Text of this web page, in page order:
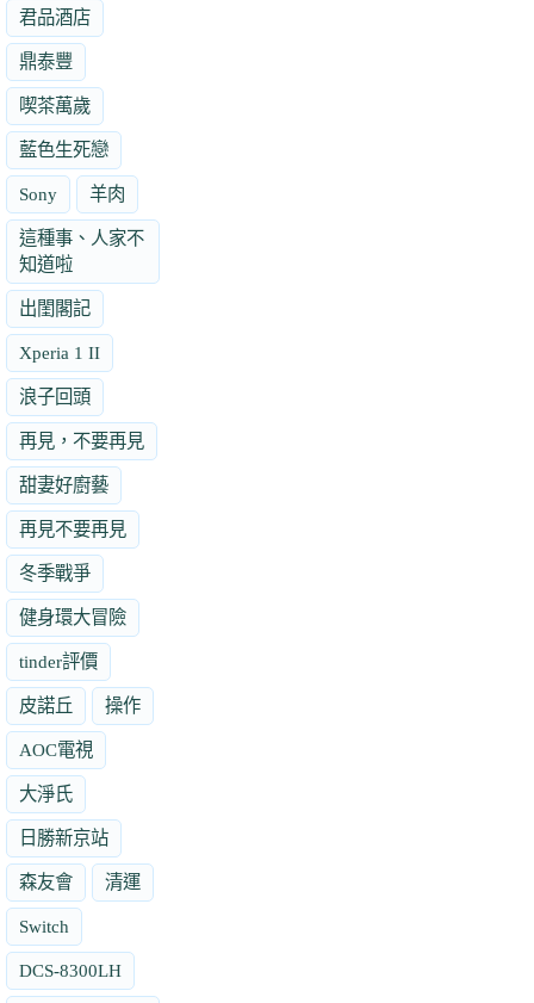
君品酒店
鼎泰豐
喫茶萬歲
藍色生死戀
Sony 羊肉
這種事、人家不
知道啦
出閨閣記
Xperia 1 II
浪子回頭
再見，不要再見
甜妻好廚藝
再見不要再見
冬季戰爭
健身環大冒險
tinder評價
皮諾丘 操作
AOC電視
大淨氏
日勝新京站
森友會 清運
Switch
DCS-8300LH